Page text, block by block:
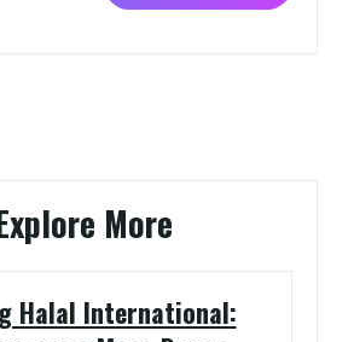
More
Halal International: